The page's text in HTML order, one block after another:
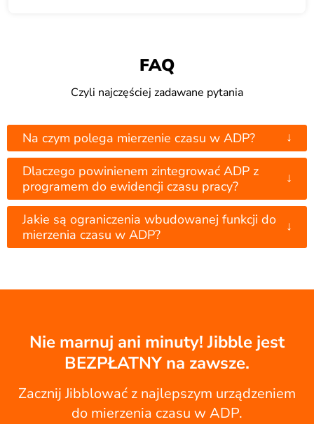
FAQ
Czyli najczęściej zadawane pytania
Na czym polega mierzenie czasu w ADP? ↓
Dlaczego powinienem zintegrować ADP z
programem do ewidencji czasu pracy?
↓
Jakie są ograniczenia wbudowanej funkcji do
mierzenia czasu w ADP?
↓
Nie marnuj ani minuty! Jibble jest
BEZPŁATNY na zawsze.
Zacznij Jibblować z najlepszym urządzeniem
do mierzenia czasu w ADP.